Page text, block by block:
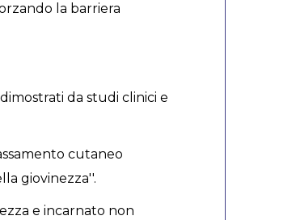
la barriera
da studi clinici e
cutaneo
giovinezza''.
e incarnato non